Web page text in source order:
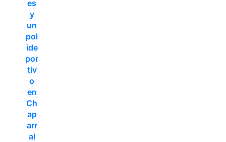
es
y
un
pol
ide
por
tiv
o
en
Ch
ap
arr
al